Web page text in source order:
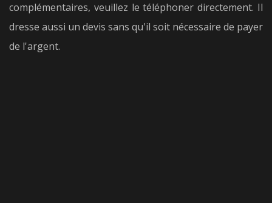
complémentaires, veuillez le téléphoner directement. Il
dresse aussi un devis sans qu'il soit nécessaire de payer
de l'argent.